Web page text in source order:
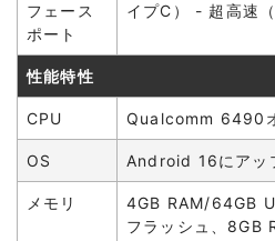
フェース
ポート
イプC） - 超高速
性能特性
CPU Qualcomm 6490
OS Android 16にアッ
メモリ
4GB RAM/64GB
フラッシュ、8GB